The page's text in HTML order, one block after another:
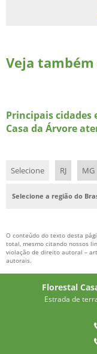
MANUTENÇÃO DE
MUDA DE COQUEIRO
MUDA DE COQUEIRO
MUDA PALMEIRA FENIX
MUDA PALMEIRA
MUDAS DE IPÊ PREÇO
MUDAS EM TUBETES
MUDAS FLORESTAIS
MUDAS FLORESTAIS
MUDAS FLORESTAIS
Veja
Principais cidades
Casa da Árvore
Selecione RJ MG
Selecione a região do
O conteúdo do texto desta
total, mesmo citando nossos
violação de direito autoral –
autorais.
Florestal
Estrada de